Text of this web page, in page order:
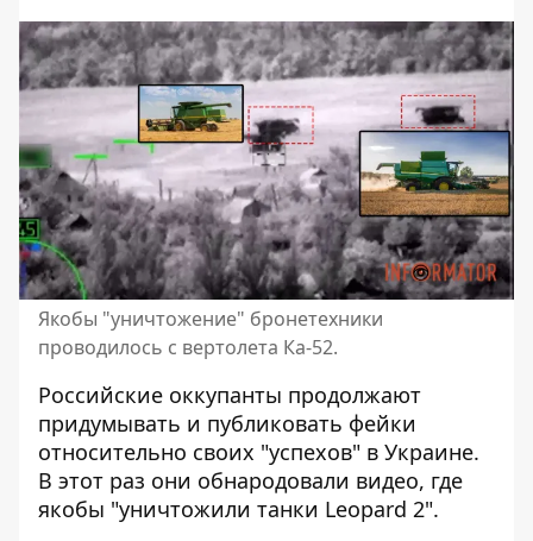
Якобы "уничтожение" бронетехники
проводилось с вертолета Ка-52.
Российские оккупанты продолжают
придумывать и публиковать фейки
относительно своих "успехов" в Украине.
В этот раз они обнародовали видео, где
якобы "уничтожили танки Leopard 2".